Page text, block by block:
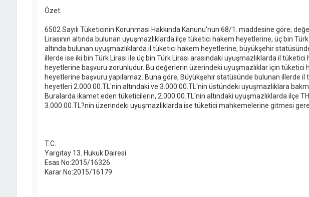
Özet:
6502 Sayılı Tüketicinin Korunması Hakkında Kanunu'nun 68/1. maddesine göre;
Lirasının altında bulunan uyuşmazlıklarda ilçe tüketici hakem heyetlerine, üç bin Türk
altında bulunan uyuşmazlıklarda il tüketici hakem heyetlerine, büyükşehir
illerde ise iki bin Türk Lirası ile üç bin Türk Lirası arasındaki uyuşmazlıklarda il tüketici
heyetlerine başvuru zorunludur. Bu değerlerin üzerindeki uyuşmazlıklar için tüketici
heyetlerine başvuru yapılamaz. Buna göre, Büyükşehir statüsünde bulunan illerde il
heyetleri 2.000.00.TL'nin altındaki ve 3.000.00.TL'nin üstündeki uyuşmazlıklara
Buralarda ikamet eden tüketicilerin, 2.000.00.TL'nin altındaki uyuşmazlıklarda ilçe
3.000.00.TL?nin üzerindeki uyuşmazlıklarda ise tüketici mahkemelerine gitmesi
T.C.
Yargıtay 13. Hukuk Dairesi
Esas No:2015/16326
Karar No:2015/16179